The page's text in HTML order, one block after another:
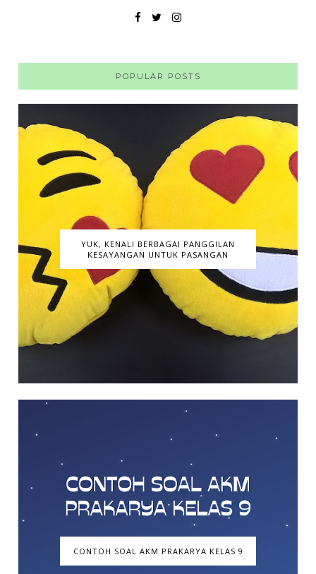
POPULAR POSTS
YUK, KENALI BERBAGAI PANGGILAN
KESAYANGAN UNTUK PASANGAN
CONTOH SOAL AKM PRAKARYA KELAS 9